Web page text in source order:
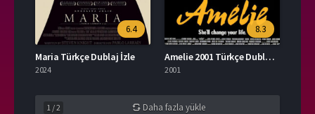
6.4
Maria Türkçe Dublaj İzle
2024
8.3
Amelie 2001 Türkçe Dublaj İzle
2001
1 /2 Daha fazla yükle